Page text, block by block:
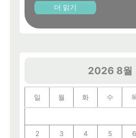
더 읽기
2026 8월
일 월 화 수
2 3 4 5 6